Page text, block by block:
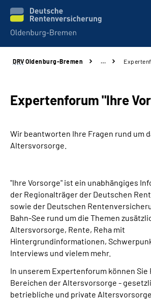
Services
Beratung und Kontakt
Presse
Über Uns
Inhalte in Gebärdensprache (DGS)
Suche
DRV Oldenburg-Bremen …
Expertenforum "Ihre
Wir beantworten Ihre Fragen rund um
Altersvorsorge.
"Ihre Vorsorge" ist ein unabhängiges
der Regionalträger der Deutschen
sowie der Deutschen
Bahn-See rund um die Themen
Altersvorsorge, Rente, Reha mit
Hintergrundinformationen,
Interviews und vielem mehr.
In unserem Expertenforum können Sie
Bereichen der Altersvorsorge -
betriebliche und private